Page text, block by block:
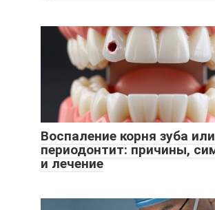
Воспаление корня зуба или
периодонтит: причины,
и лечение